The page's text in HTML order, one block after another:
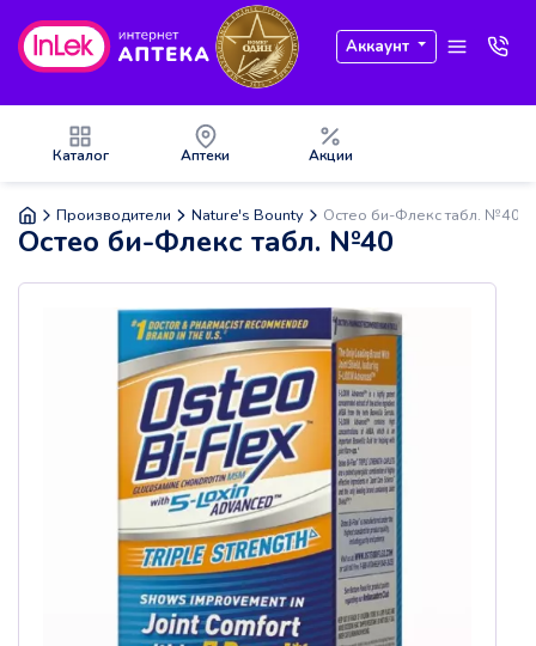
Аккаунт
Каталог Аптеки Акции
Производители Nature's Bounty Остео би-Флекс табл. №40
Остео би-Флекс табл. №40